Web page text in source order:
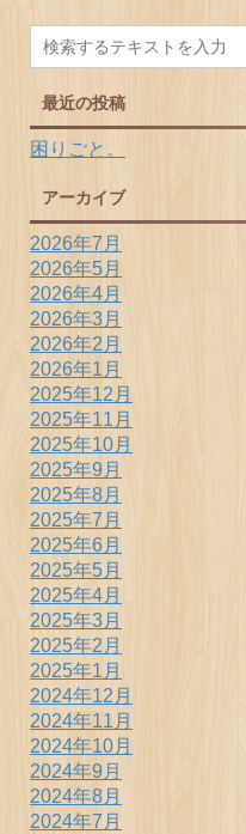
最近の投稿
困りごと。
アーカイブ
2026年7月
2026年5月
2026年4月
2026年3月
2026年2月
2026年1月
2025年12月
2025年11月
2025年10月
2025年9月
2025年8月
2025年7月
2025年6月
2025年5月
2025年4月
2025年3月
2025年2月
2025年1月
2024年12月
2024年11月
2024年10月
2024年9月
2024年8月
2024年7月